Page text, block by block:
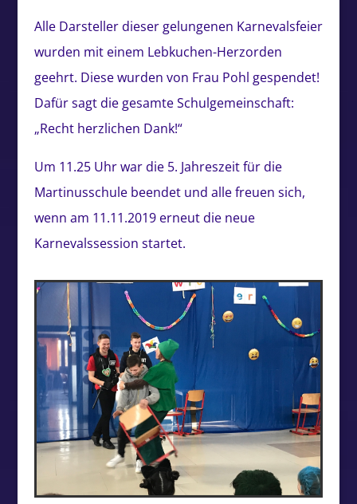
Alle Darsteller dieser gelungenen Karnevalsfeier
wurden mit einem Lebkuchen-Herzorden
geehrt. Diese wurden von Frau Pohl gespendet!
Dafür sagt die gesamte Schulgemeinschaft:
„Recht herzlichen Dank!“
Um 11.25 Uhr war die 5. Jahreszeit für die
Martinusschule beendet und alle freuen sich,
wenn am 11.11.2019 erneut die neue
Karnevalssession startet.